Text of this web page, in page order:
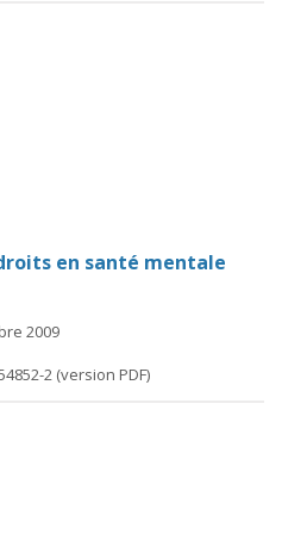
en santé mentale
2009
2 (version PDF)